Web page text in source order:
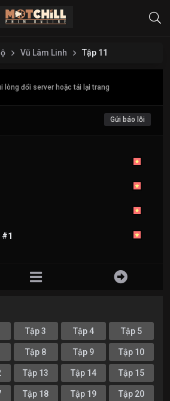
Vũ Lâm Linh Tập 11
lòng đổi server hoặc tải lại trang
Gửi báo lỗi
#1
Tập 3 Tập 4 Tập 5
Tập 8 Tập 9 Tập 10
Tập 13 Tập 14 Tập 15
Tập 18 Tập 19 Tập 20